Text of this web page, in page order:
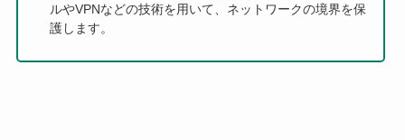
ルやVPNなどの技術を用いて、ネットワークの境界を保
護します。